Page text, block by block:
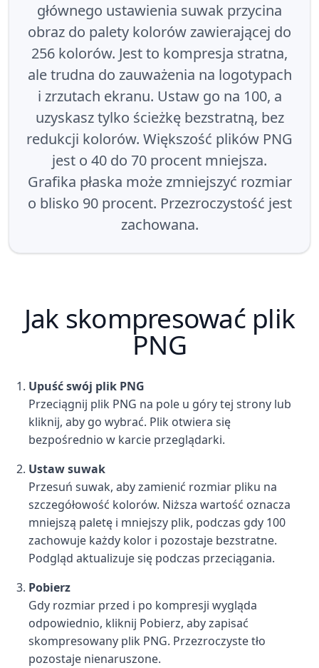
głównego ustawienia suwak przycina
obraz do palety kolorów zawierającej do
256 kolorów. Jest to kompresja stratna,
ale trudna do zauważenia na logotypach
i zrzutach ekranu. Ustaw go na 100, a
uzyskasz tylko ścieżkę bezstratną, bez
redukcji kolorów. Większość plików PNG
jest o 40 do 70 procent mniejsza.
Grafika płaska może zmniejszyć rozmiar
o blisko 90 procent. Przezroczystość jest
zachowana.
Jak skompresować plik
PNG
Upuść swój plik PNG
Przeciągnij plik PNG na pole u góry tej strony lub
kliknij, aby go wybrać. Plik otwiera się
bezpośrednio w karcie przeglądarki.
Ustaw suwak
Przesuń suwak, aby zamienić rozmiar pliku na
szczegółowość kolorów. Niższa wartość oznacza
mniejszą paletę i mniejszy plik, podczas gdy 100
zachowuje każdy kolor i pozostaje bezstratne.
Podgląd aktualizuje się podczas przeciągania.
Pobierz
Gdy rozmiar przed i po kompresji wygląda
odpowiednio, kliknij Pobierz, aby zapisać
skompresowany plik PNG. Przezroczyste tło
pozostaje nienaruszone.